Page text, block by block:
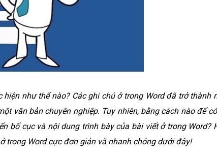
như thế nào? Các ghi chú ở trong Word đã trở thành
văn bản chuyên nghiệp. Tuy nhiên, bằng cách nào để
bố cục và nội dung trình bày của bài viết ở trong Word?
trong Word cực đơn giản và nhanh chóng dưới đây!